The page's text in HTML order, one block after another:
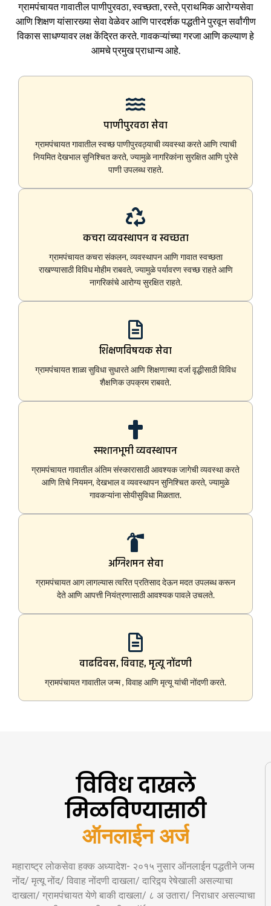
ग्रामपंचायत गावातील पाणीपुरवठा, स्वच्छता, रस्ते, प्राथमिक आरोग्यसेवा
आणि शिक्षण यांसारख्या सेवा वेळेवर आणि पारदर्शक पद्धतीने पुरवून सर्वांगीण
विकास साधण्यावर लक्ष केंद्रित करते. गावकऱ्यांच्या गरजा आणि कल्याण हे
आमचे प्रमुख प्राधान्य आहे.
पाणीपुरवठा सेवा
ग्रामपंचायत गावातील स्वच्छ पाणीपुरवठ्याची व्यवस्था करते आणि त्याची
नियमित देखभाल सुनिश्चित करते, ज्यामुळे नागरिकांना सुरक्षित आणि पुरेसे
पाणी उपलब्ध राहते.
कचरा व्यवस्थापन व स्वच्छता
ग्रामपंचायत कचरा संकलन, व्यवस्थापन आणि गावात स्वच्छता
राखण्यासाठी विविध मोहीम राबवते, ज्यामुळे पर्यावरण स्वच्छ राहते आणि
नागरिकांचे आरोग्य सुरक्षित राहते.
शिक्षणविषयक सेवा
ग्रामपंचायत शाळा सुविधा सुधारते आणि शिक्षणाच्या दर्जा वृद्धीसाठी विविध
शैक्षणिक उपक्रम राबवते.
स्मशानभूमी व्यवस्थापन
ग्रामपंचायत गावातील अंतिम संस्कारासाठी आवश्यक जागेची व्यवस्था करते
आणि तिचे नियमन, देखभाल व व्यवस्थापन सुनिश्चित करते, ज्यामुळे
गावकऱ्यांना सोयीसुविधा मिळतात.
अग्निशमन सेवा
ग्रामपंचायत आग लागल्यास त्वरित प्रतिसाद देऊन मदत उपलब्ध करून
देते आणि आपत्ती नियंत्रणासाठी आवश्यक पावले उचलते.
वाढदिवस, विवाह, मृत्यू नोंदणी
ग्रामपंचायत गावातील जन्म , विवाह आणि मृत्यू यांची नोंदणी करते.
विविध दाखले
मिळविण्यासाठी
ऑनलाईन अर्ज
महाराष्ट्र लोकसेवा हक्क अध्यादेश- २०१५ नुसार ऑनलाईन पद्धतीने जन्म
नोंद/ मृत्यू नोंद/ विवाह नोंदणी दाखला/ दारिद्र्य रेषेखाली असल्याचा
दाखला/ ग्रामपंचायत येणे बाकी दाखला/ ८ अ उतारा/ निराधार असल्याचा